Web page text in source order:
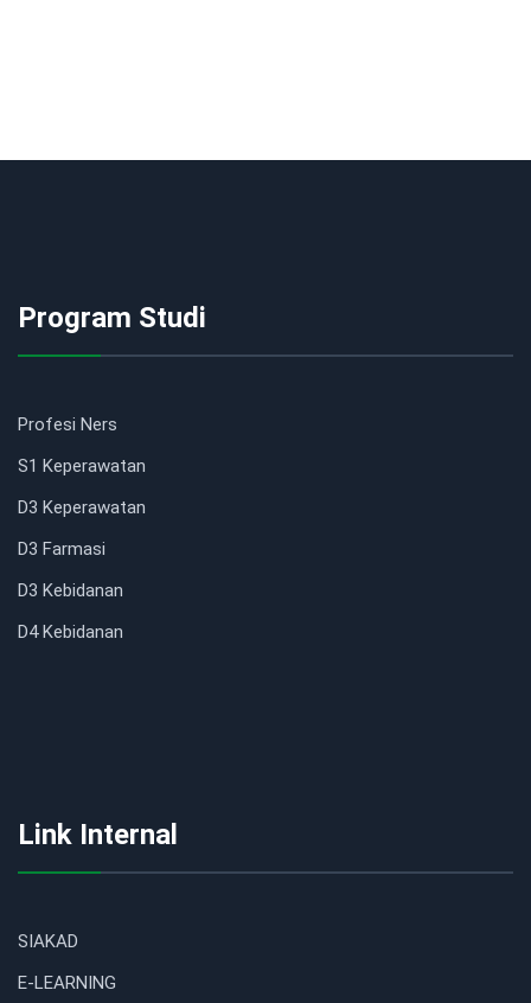
Program Studi
Profesi Ners
S1 Keperawatan
D3 Keperawatan
D3 Farmasi
D3 Kebidanan
D4 Kebidanan
Link Internal
SIAKAD
E-LEARNING